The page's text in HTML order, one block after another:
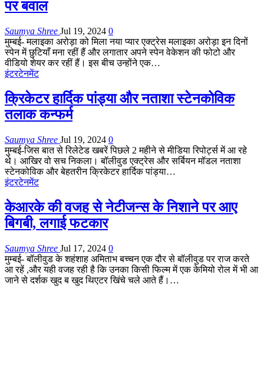
पर बवाल
Saumya Shree Jul 19, 2024 0
मुम्बई- मलाइका अरोड़ा को मिला नया प्यार एक्ट्रेस मलाइका अरोड़ा इन दिनों
स्पेन में छुटियाँ मना रहीं हैं और लगातार अपने स्पेन वेकेशन की फोटो और
वीडियो शेयर कर रहीं हैं। इस बीच उन्होंने एक…
इंटरटेनमेंट
क्रिकेटर हार्दिक पांड्या और नताशा स्टेनकोविक
तलाक कन्फर्म
Saumya Shree Jul 19, 2024 0
मुम्बई-जिस बात से रिलेटेड खबरें पिछले 2 महीने से मीडिया रिपोर्ट्स में आ रहे
थे। आखिर वो सच निकला। बॉलीवुड एक्ट्रेस और सर्बियन मॉडल नताशा
स्टेनकोविक और बेहतरीन क्रिकेटर हार्दिक पांड्या…
इंटरटेनमेंट
केआरके की वजह से नेटीजन्स के निशाने पर आए
बिगबी, लगाई फटकार
Saumya Shree Jul 17, 2024 0
मुम्बई- बॉलीवुड के शहंशाह अमिताभ बच्चन एक दौर से बॉलीवुड पर राज करते
आ रहें ,और यही वजह रही है कि उनका किसी फिल्म में एक केमियो रोल में भी आ
जाने से दर्शक खुद ब खुद थिएटर खिंचे चले आते हैं।…